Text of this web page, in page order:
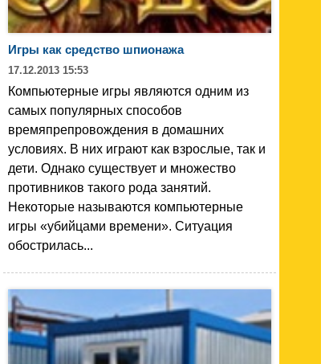
Игры как средство шпионажа
17.12.2013 15:53
Компьютерные игры являются одним из
самых популярных способов
времяпрепровождения в домашних
условиях. В них играют как взрослые, так и
дети. Однако существует и множество
противников такого рода занятий.
Некоторые называются компьютерные
игры «убийцами времени». Ситуация
обострилась...